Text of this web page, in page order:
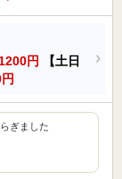
1200円
【土日
ぎました